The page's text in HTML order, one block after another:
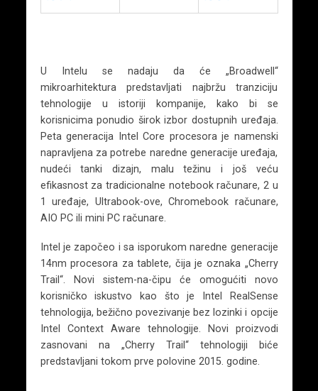
U Intelu se nadaju da će „Broadwell“
mikroarhitektura predstavljati najbržu tranziciju
tehnologije u istoriji kompanije, kako bi se
korisnicima ponudio širok izbor dostupnih uređaja.
Peta generacija Intel Core procesora je namenski
napravljena za potrebe naredne generacije uređaja,
nudeći tanki dizajn, malu težinu i još veću
efikasnost za tradicionalne notebook računare, 2 u
1 uređaje, Ultrabook-ove, Chromebook računare,
AIO PC ili mini PC računare.
Intel je započeo i sa isporukom naredne generacije
14nm procesora za tablete, čija je oznaka „Cherry
Trail“. Novi sistem-na-čipu će omogućiti novo
korisničko iskustvo kao što je Intel RealSense
tehnologija, bežično povezivanje bez lozinki i opcije
Intel Context Aware tehnologije. Novi proizvodi
zasnovani na „Cherry Trail“ tehnologiji biće
predstavljani tokom prve polovine 2015. godine.